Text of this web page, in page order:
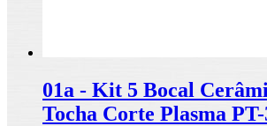
01a - Kit 5 Bocal
Tocha Corte Plasma PT-